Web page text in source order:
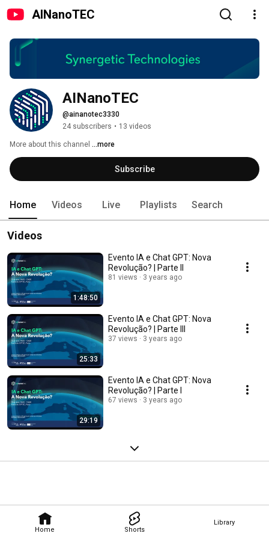
AINanoTEC
Home Shorts
Library
AINanoTEC
@ainanotec3330
24 subscribers • 13 videos
More about this channel ...more
Subscribe
Home Videos Live Playlists Search
Videos
1:48:50
Evento IA e Chat GPT: Nova
Revolução? | Parte II
81 views 3 years ago
25:33
Evento IA e Chat GPT: Nova
Revolução? | Parte III
37 views 3 years ago
29:19
Evento IA e Chat GPT: Nova
Revolução? | Parte I
67 views 3 years ago